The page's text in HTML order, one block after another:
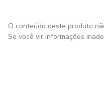
O conteúdo deste produto
Se você vir informações